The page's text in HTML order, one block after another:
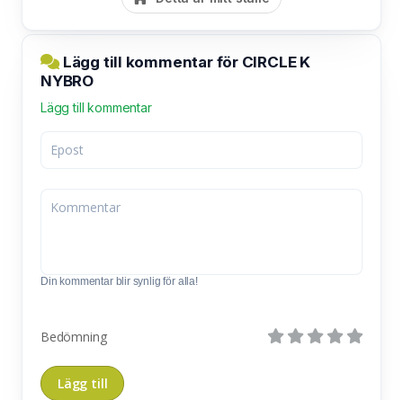
Lägg till kommentar för CIRCLE K
NYBRO
Lägg till kommentar
Din kommentar blir synlig för alla!
Bedömning